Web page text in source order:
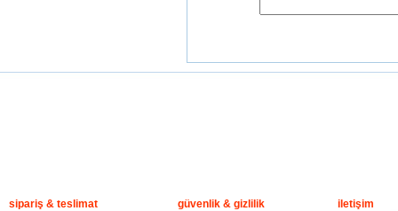
sipariş & teslimat güvenlik & gizlilik iletişim